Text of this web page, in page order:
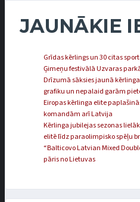
JAUNĀKIE
Grīdas kērlings un 30 citas
Ģimeņu festivālā Uzvaras
Drīzumā sāksies jaunā
grafiku un nepalaid garām
Eiropas kērlinga elite
komandām arī Latvija
Kērlinga jubilejas sezonas
elitē līdz paraolimpisko spēļu
“Balticovo Latvian Mixed
pāris no Lietuvas